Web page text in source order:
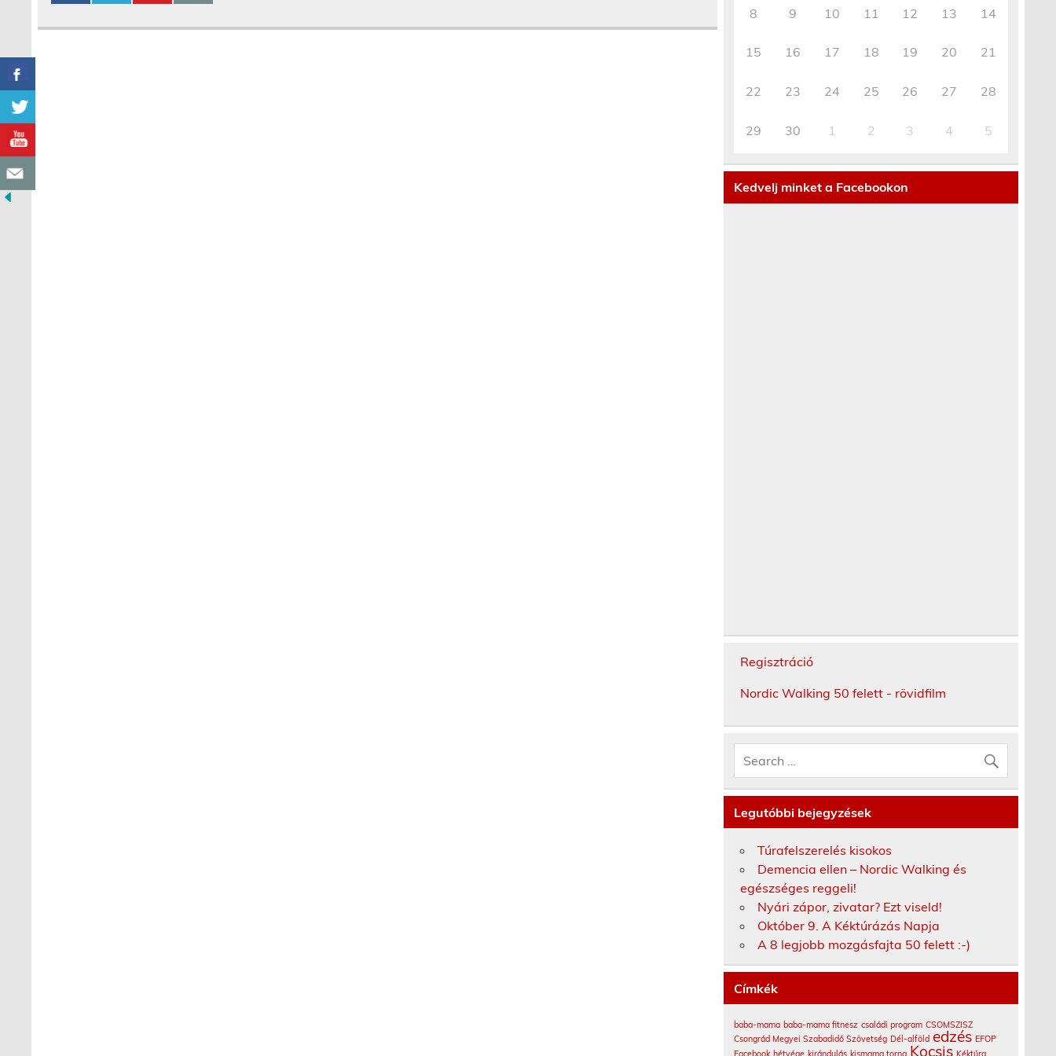
8 9 10 11 12 13 14
15 16 17 18 19 20 21
22 23 24 25 26 27 28
29 30 1 2 3 4 5
Kedvelj minket a Facebookon
Regisztráció
Nordic Walking 50 felett - rövidfilm
Legutóbbi bejegyzések
Túrafelszerelés kisokos
Demencia ellen – Nordic Walking és
egészséges reggeli!
Nyári zápor, zivatar? Ezt viseld!
Október 9. A Kéktúrázás Napja
A 8 legjobb mozgásfajta 50 felett :-)
Címkék
baba-mama baba-mama fitnesz családi program CSOMSZISZ
Csongrád Megyei Szabadidő Szövetség Dél-alföld edzés EFOP
Kocsis